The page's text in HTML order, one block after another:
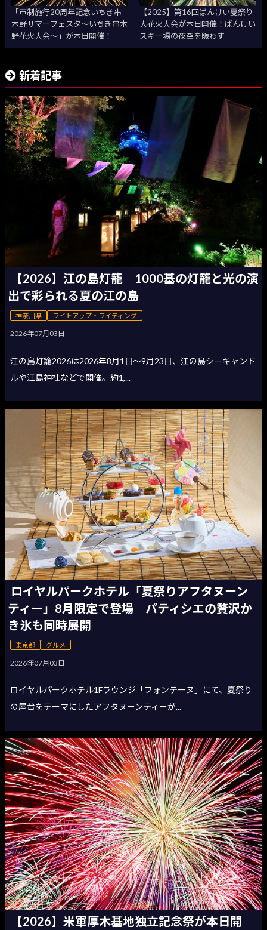
「市制施行20周年記念いちき串
木野サマーフェスタ～いちき串木
野花火大会～」が本日開催！
【2025】第16回ばんけい夏祭り
大花火大会が本日開催！ばんけい
スキー場の夜空を賑わす
新着記事
【2026】江の島灯籠 1000基の灯籠と光の演
出で彩られる夏の江の島
神奈川県 ライトアップ・ライティング
2026年07月03日
江の島灯籠2026は2026年8月1日〜9月23日、江の島シーキャンド
ルや江島神社などで開催。約1,...
ロイヤルパークホテル「夏祭りアフタヌーン
ティー」8月限定で登場 パティシエの贅沢か
き氷も同時展開
東京都 グルメ
2026年07月03日
ロイヤルパークホテル1Fラウンジ「フォンテーヌ」にて、夏祭り
の屋台をテーマにしたアフタヌーンティーが...
【2026】米軍厚木基地独立記念祭が本日開